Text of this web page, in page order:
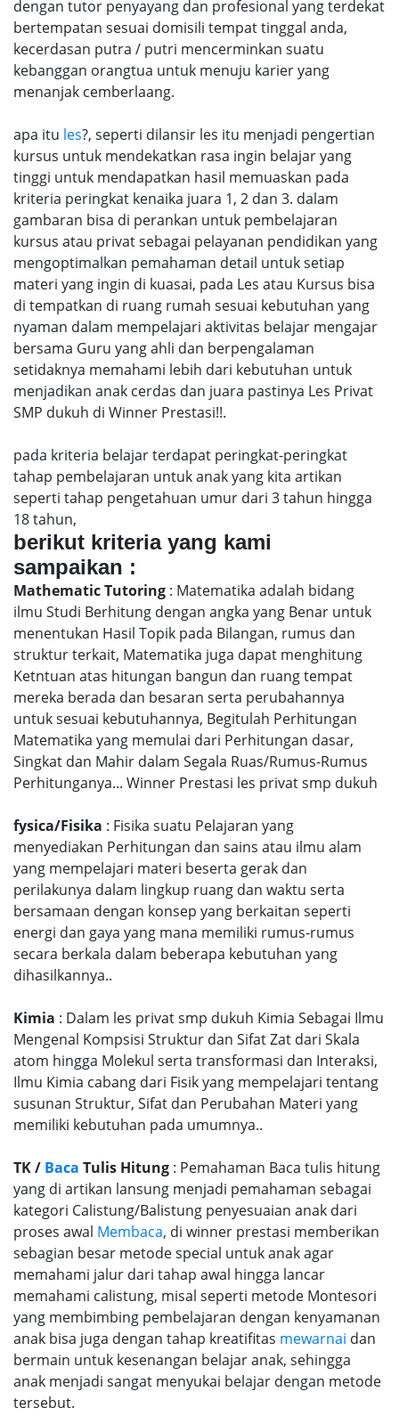
dengan tutor penyayang dan profesional yang terdekat
bertempatan sesuai domisili tempat tinggal anda,
kecerdasan putra / putri mencerminkan suatu
kebanggan orangtua untuk menuju karier yang
menanjak cemberlaang.
apa itu les?, seperti dilansir les itu menjadi pengertian
kursus untuk mendekatkan rasa ingin belajar yang
tinggi untuk mendapatkan hasil memuaskan pada
kriteria peringkat kenaika juara 1, 2 dan 3. dalam
gambaran bisa di perankan untuk pembelajaran
kursus atau privat sebagai pelayanan pendidikan yang
mengoptimalkan pemahaman detail untuk setiap
materi yang ingin di kuasai, pada Les atau Kursus bisa
di tempatkan di ruang rumah sesuai kebutuhan yang
nyaman dalam mempelajari aktivitas belajar mengajar
bersama Guru yang ahli dan berpengalaman
setidaknya memahami lebih dari kebutuhan untuk
menjadikan anak cerdas dan juara pastinya Les Privat
SMP dukuh di Winner Prestasi!!.
pada kriteria belajar terdapat peringkat-peringkat
tahap pembelajaran untuk anak yang kita artikan
seperti tahap pengetahuan umur dari 3 tahun hingga
18 tahun,
berikut kriteria yang kami
sampaikan :
Mathematic Tutoring : Matematika adalah bidang
ilmu Studi Berhitung dengan angka yang Benar untuk
menentukan Hasil Topik pada Bilangan, rumus dan
struktur terkait, Matematika juga dapat menghitung
Ketntuan atas hitungan bangun dan ruang tempat
mereka berada dan besaran serta perubahannya
untuk sesuai kebutuhannya, Begitulah Perhitungan
Matematika yang memulai dari Perhitungan dasar,
Singkat dan Mahir dalam Segala Ruas/Rumus-Rumus
Perhitunganya... Winner Prestasi les privat smp dukuh
fysica/Fisika : Fisika suatu Pelajaran yang
menyediakan Perhitungan dan sains atau ilmu alam
yang mempelajari materi beserta gerak dan
perilakunya dalam lingkup ruang dan waktu serta
bersamaan dengan konsep yang berkaitan seperti
energi dan gaya yang mana memiliki rumus-rumus
secara berkala dalam beberapa kebutuhan yang
dihasilkannya..
Kimia : Dalam les privat smp dukuh Kimia Sebagai Ilmu
Mengenal Kompsisi Struktur dan Sifat Zat dari Skala
atom hingga Molekul serta transformasi dan Interaksi,
Ilmu Kimia cabang dari Fisik yang mempelajari tentang
susunan Struktur, Sifat dan Perubahan Materi yang
memiliki kebutuhan pada umumnya..
TK / Baca Tulis Hitung : Pemahaman Baca tulis hitung
yang di artikan lansung menjadi pemahaman sebagai
kategori Calistung/Balistung penyesuaian anak dari
proses awal Membaca, di winner prestasi memberikan
sebagian besar metode special untuk anak agar
memahami jalur dari tahap awal hingga lancar
memahami calistung, misal seperti metode Montesori
yang membimbing pembelajaran dengan kenyamanan
anak bisa juga dengan tahap kreatifitas mewarnai dan
bermain untuk kesenangan belajar anak, sehingga
anak menjadi sangat menyukai belajar dengan metode
tersebut.